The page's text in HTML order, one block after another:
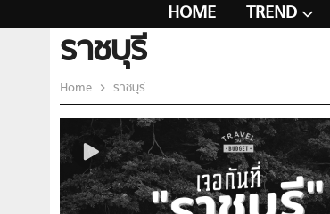
HOME TREND
ราชบุรี
Home ราชบุรี